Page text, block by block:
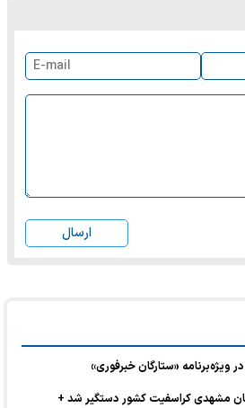
ارسال
«ستارگان خبرفوری»
مشهدی کراسفیت کشور دستگیر شد +